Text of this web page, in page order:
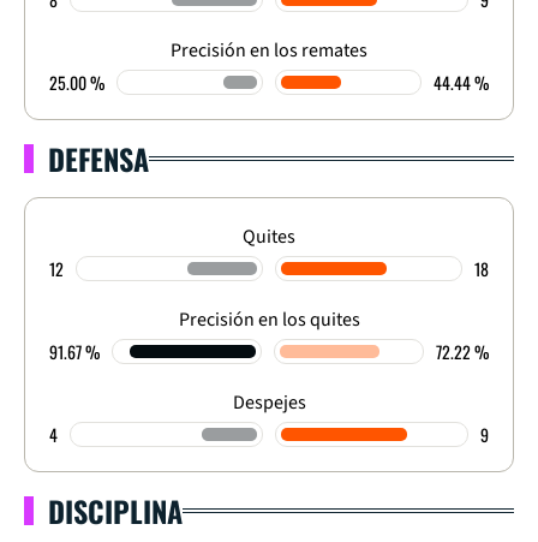
Precisión en los remates
25.00 % 44.44 %
DEFENSA
Quites
12 18
Precisión en los quites
91.67 % 72.22 %
Despejes
4 9
DISCIPLINA